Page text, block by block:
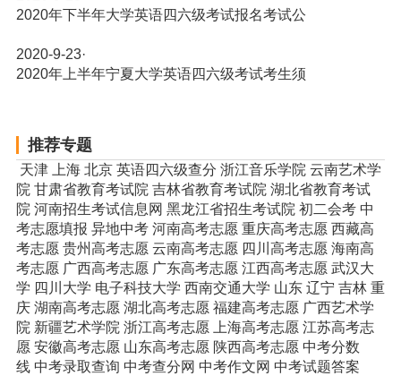
2020年下半年大学英语四六级考试报名考试公
2020-9-23·
2020年上半年宁夏大学英语四六级考试考生须
推荐专题
天津 上海 北京 英语四六级查分 浙江音乐学院 云南艺术学
院 甘肃省教育考试院 吉林省教育考试院 湖北省教育考试
院 河南招生考试信息网 黑龙江省招生考试院 初二会考 中
考志愿填报 异地中考 河南高考志愿 重庆高考志愿 西藏高
考志愿 贵州高考志愿 云南高考志愿 四川高考志愿 海南高
考志愿 广西高考志愿 广东高考志愿 江西高考志愿 武汉大
学 四川大学 电子科技大学 西南交通大学 山东 辽宁 吉林 重
庆 湖南高考志愿 湖北高考志愿 福建高考志愿 广西艺术学
院 新疆艺术学院 浙江高考志愿 上海高考志愿 江苏高考志
愿 安徽高考志愿 山东高考志愿 陕西高考志愿 中考分数
线 中考录取查询 中考查分网 中考作文网 中考试题答案